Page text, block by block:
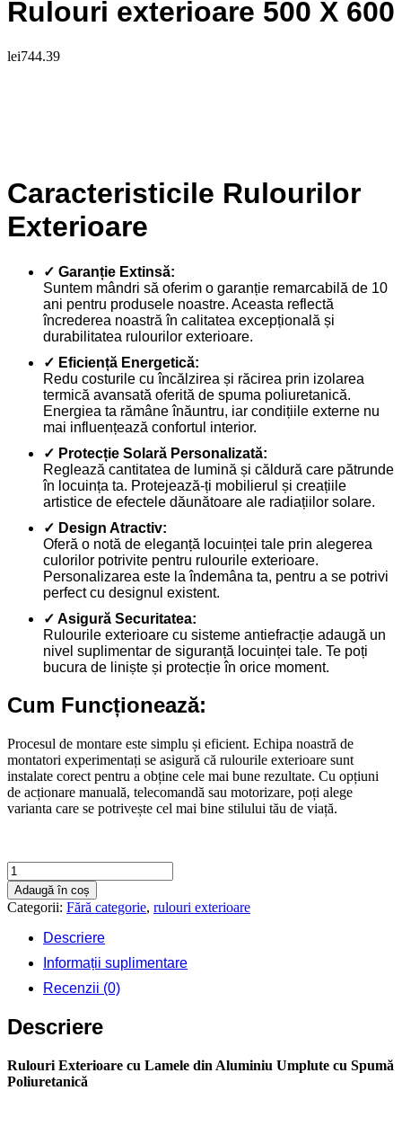
Rulouri exterioare 500 X 600
lei744.39
Caracteristicile Rulourilor
Exterioare
✓ Garanție Extinsă:
Suntem mândri să oferim o garanție remarcabilă de 10
ani pentru produsele noastre. Aceasta reflectă
încrederea noastră în calitatea excepțională și
durabilitatea rulourilor exterioare.
✓ Eficiență Energetică:
Redu costurile cu încălzirea și răcirea prin izolarea
termică avansată oferită de spuma poliuretanică.
Energiea ta rămâne înăuntru, iar condițiile externe nu
mai influențează confortul interior.
✓ Protecție Solară Personalizată:
Reglează cantitatea de lumină și căldură care pătrunde
în locuința ta. Protejează-ți mobilierul și creațiile
artistice de efectele dăunătoare ale radiațiilor solare.
✓ Design Atractiv:
Oferă o notă de eleganță locuinței tale prin alegerea
culorilor potrivite pentru rulourile exterioare.
Personalizarea este la îndemâna ta, pentru a se potrivi
perfect cu designul existent.
✓ Asigură Securitatea:
Rulourile exterioare cu sisteme antiefracție adaugă un
nivel suplimentar de siguranță locuinței tale. Te poți
bucura de liniște și protecție în orice moment.
Cum Funcționează:
Procesul de montare este simplu și eficient. Echipa noastră de
montatori experimentați se asigură că rulourile exterioare sunt
instalate corect pentru a obține cele mai bune rezultate. Cu opțiuni
de acționare manuală, telecomandă sau motorizare, poți alege
varianta care se potrivește cel mai bine stilului tău de viață.
Cantitate
Rulouri
exterioare
500
Adaugă în coș
Categorii: Fără categorie, rulouri exterioare
Descriere
Informații suplimentare
Recenzii (0)
Descriere
Rulouri Exterioare cu Lamele din Aluminiu Umplute cu Spumă
Poliuretanică
pentru a fi contactat!